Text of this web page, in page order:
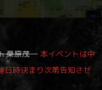
桑原茂一 本イベントは中
日時決まり次第告知させ